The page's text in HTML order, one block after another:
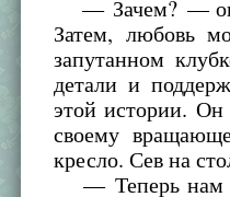
— Зачем? — он
Затем, любовь
запутанном
детали и
этой истории. Он
своему
кресло. Сев на
— Теперь нам